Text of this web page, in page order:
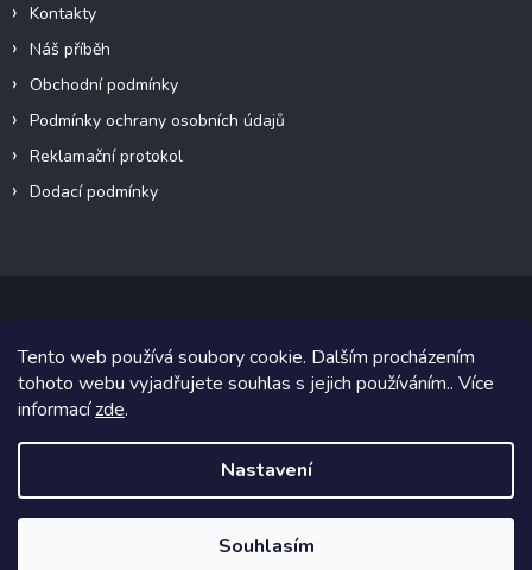
Tento web používá soubory cookie. Dalším procházením
tohoto webu vyjadřujete souhlas s jejich používáním.. Více
informacízde.
Nastavení
Souhlasím
Kontakty
Náš příběh
Obchodní podmínky
Podmínky ochrany osobních údajů
Reklamační protokol
Dodací podmínky
Copyright 2026VeteránMoto s.r.o.. Všechna práva vyhrazena.
Grafický návrh vytvořil a na Shoptet implementoval
Shoptetak.cz.
Vytvořil Shoptet